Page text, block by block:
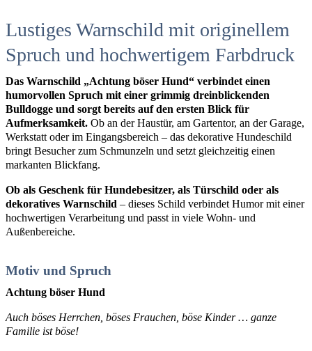
Lustiges Warnschild mit originellem
Spruch und hochwertigem Farbdruck
Das Warnschild „Achtung böser Hund“ verbindet einen
humorvollen Spruch mit einer grimmig dreinblickenden
Bulldogge und sorgt bereits auf den ersten Blick für
Aufmerksamkeit. Ob an der Haustür, am Gartentor, an der Garage,
Werkstatt oder im Eingangsbereich – das dekorative Hundeschild
bringt Besucher zum Schmunzeln und setzt gleichzeitig einen
markanten Blickfang.
Ob als Geschenk für Hundebesitzer, als Türschild oder als
dekoratives Warnschild – dieses Schild verbindet Humor mit einer
hochwertigen Verarbeitung und passt in viele Wohn- und
Außenbereiche.
Motiv und Spruch
Achtung böser Hund
Auch böses Herrchen, böses Frauchen, böse Kinder … ganze
Familie ist böse!